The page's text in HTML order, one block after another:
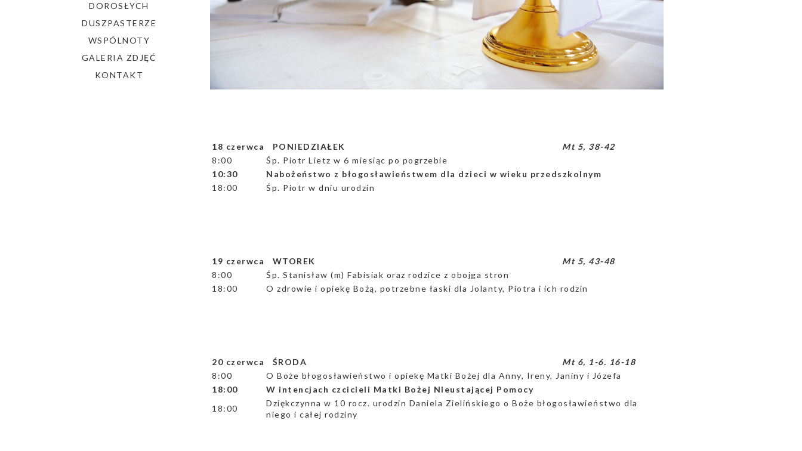
DOROSŁYCH
DUSZPASTERZE
WSPÓLNOTY
GALERIA ZDJĘĆ
KONTAKT
18 czerwca PONIEDZIAŁEK
Mt 5, 38-42
8:00
Śp. Piotr Lietz w 6 miesiąc po pogrzebie
10:30
Nabożeństwo z błogosławieństwem dla dzieci w wieku przedszkolnym
18:00
Śp. Piotr w dniu urodzin
19 czerwca WTOREK
Mt 5, 43-48
8:00
Śp. Stanisław (m) Fabisiak oraz rodzice z obojga stron
18:00
O zdrowie i opiekę Bożą, potrzebne łaski dla Jolanty, Piotra i ich rodzin
20 czerwca ŚRODA
Mt 6, 1-6. 16-18
8:00
O Boże błogosławieństwo i opiekę Matki Bożej dla Anny, Ireny, Janiny i Józefa
18:00
W intencjach czcicieli Matki Bożej Nieustającej Pomocy
18:00
Dziękczynna w 10 rocz. urodzin Daniela Zielińskiego o Boże błogosławieństwo dla
niego i całej rodziny